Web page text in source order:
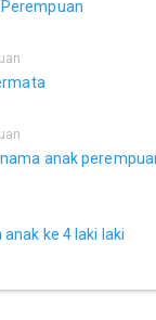
anak
ke 4 laki laki